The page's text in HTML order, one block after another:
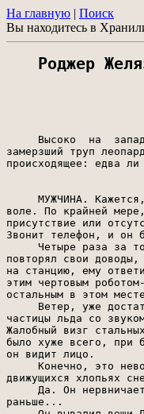
На главную | Поиск
Вы находитесь в
Роджер